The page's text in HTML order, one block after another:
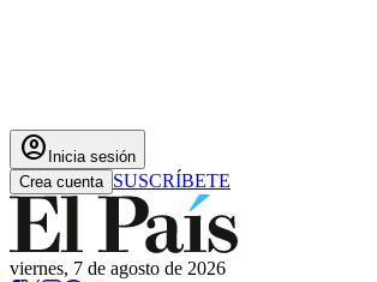
account_circle Inicia sesión
Crea cuenta SUSCRÍBETE
viernes, 7 de agosto de 2026